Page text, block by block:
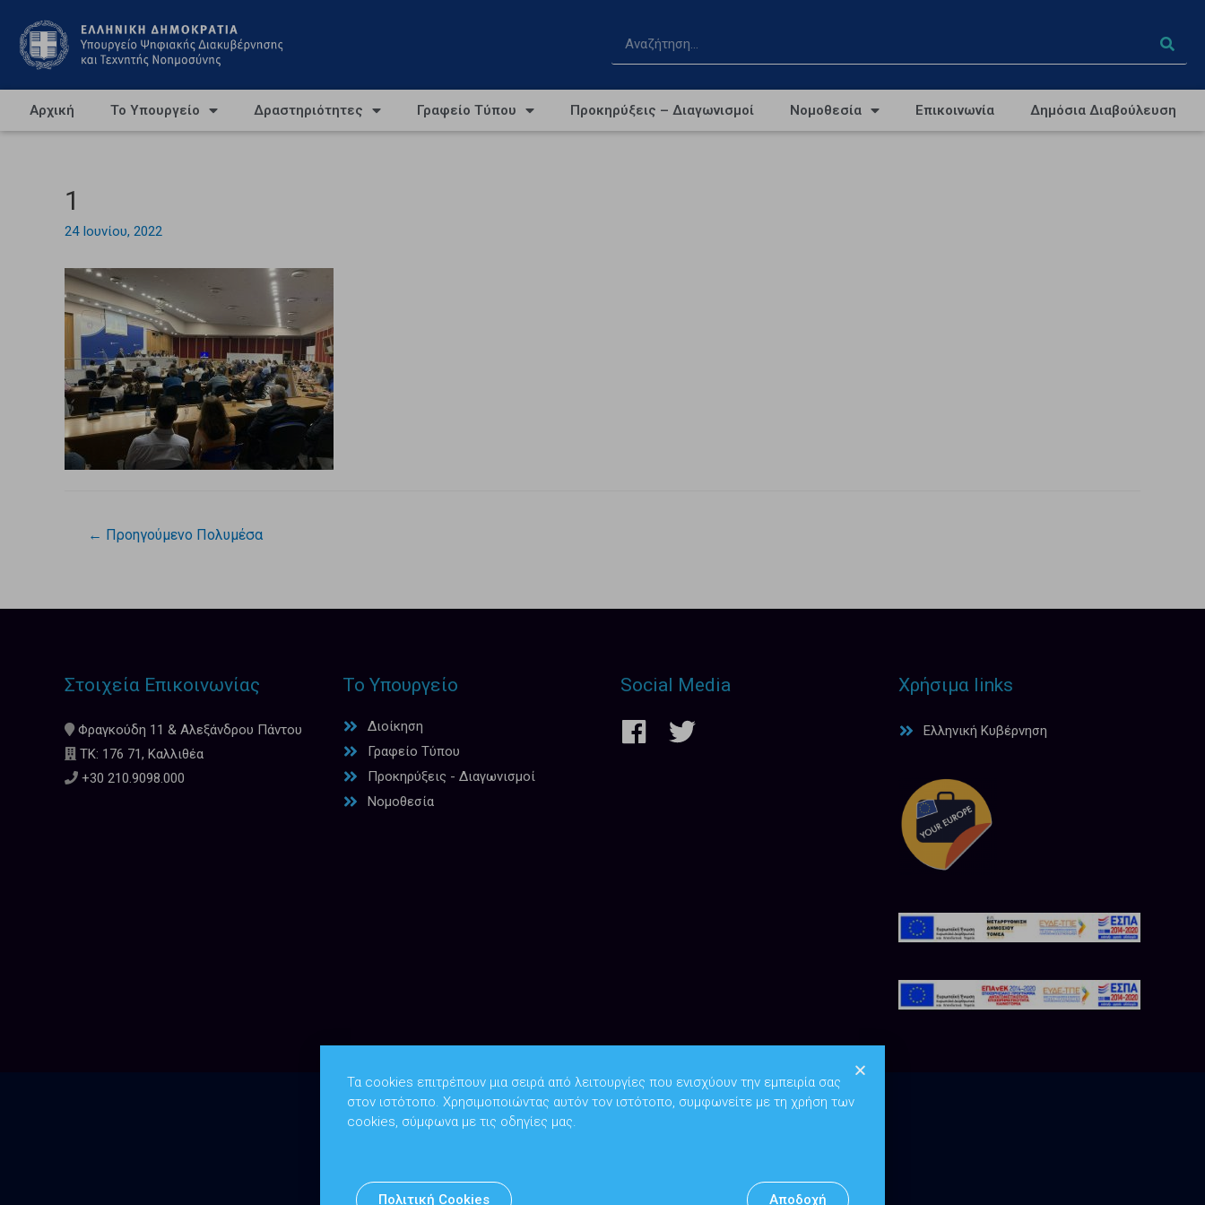
Αρχική Το Υπουργείο Δραστηριότητες Γραφείο Τύπου Προκηρύξεις – Διαγωνισμοί Νομοθεσία Επικοινωνία Δημόσια Διαβούλευση
1
24 Ιουνίου, 2022
← Προηγούμενο Πολυμέσα
Στοιχεία Επικοινωνίας
Φραγκούδη 11 & Αλεξάνδρου Πάντου
ΤΚ: 176 71, Καλλιθέα
+30 210.9098.000
Το Υπουργείο
Διοίκηση
Γραφείο Τύπου
Προκηρύξεις - Διαγωνισμοί
Νομοθεσία
Social Media Χρήσιμα links
Ελληνική Κυβέρνηση
Copyright © 2026Υπουργείο Ψηφιακής Διακυβέρνησης
Τα cookies επιτρέπουν μια σειρά από λειτουργίες που ενισχύουν την εμπειρία σας
στον ιστότοπο. Χρησιμοποιώντας αυτόν τον ιστότοπο, συμφωνείτε με τη χρήση των
cookies, σύμφωνα με τις οδηγίες μας.
Πολιτική Cookies Αποδοχή